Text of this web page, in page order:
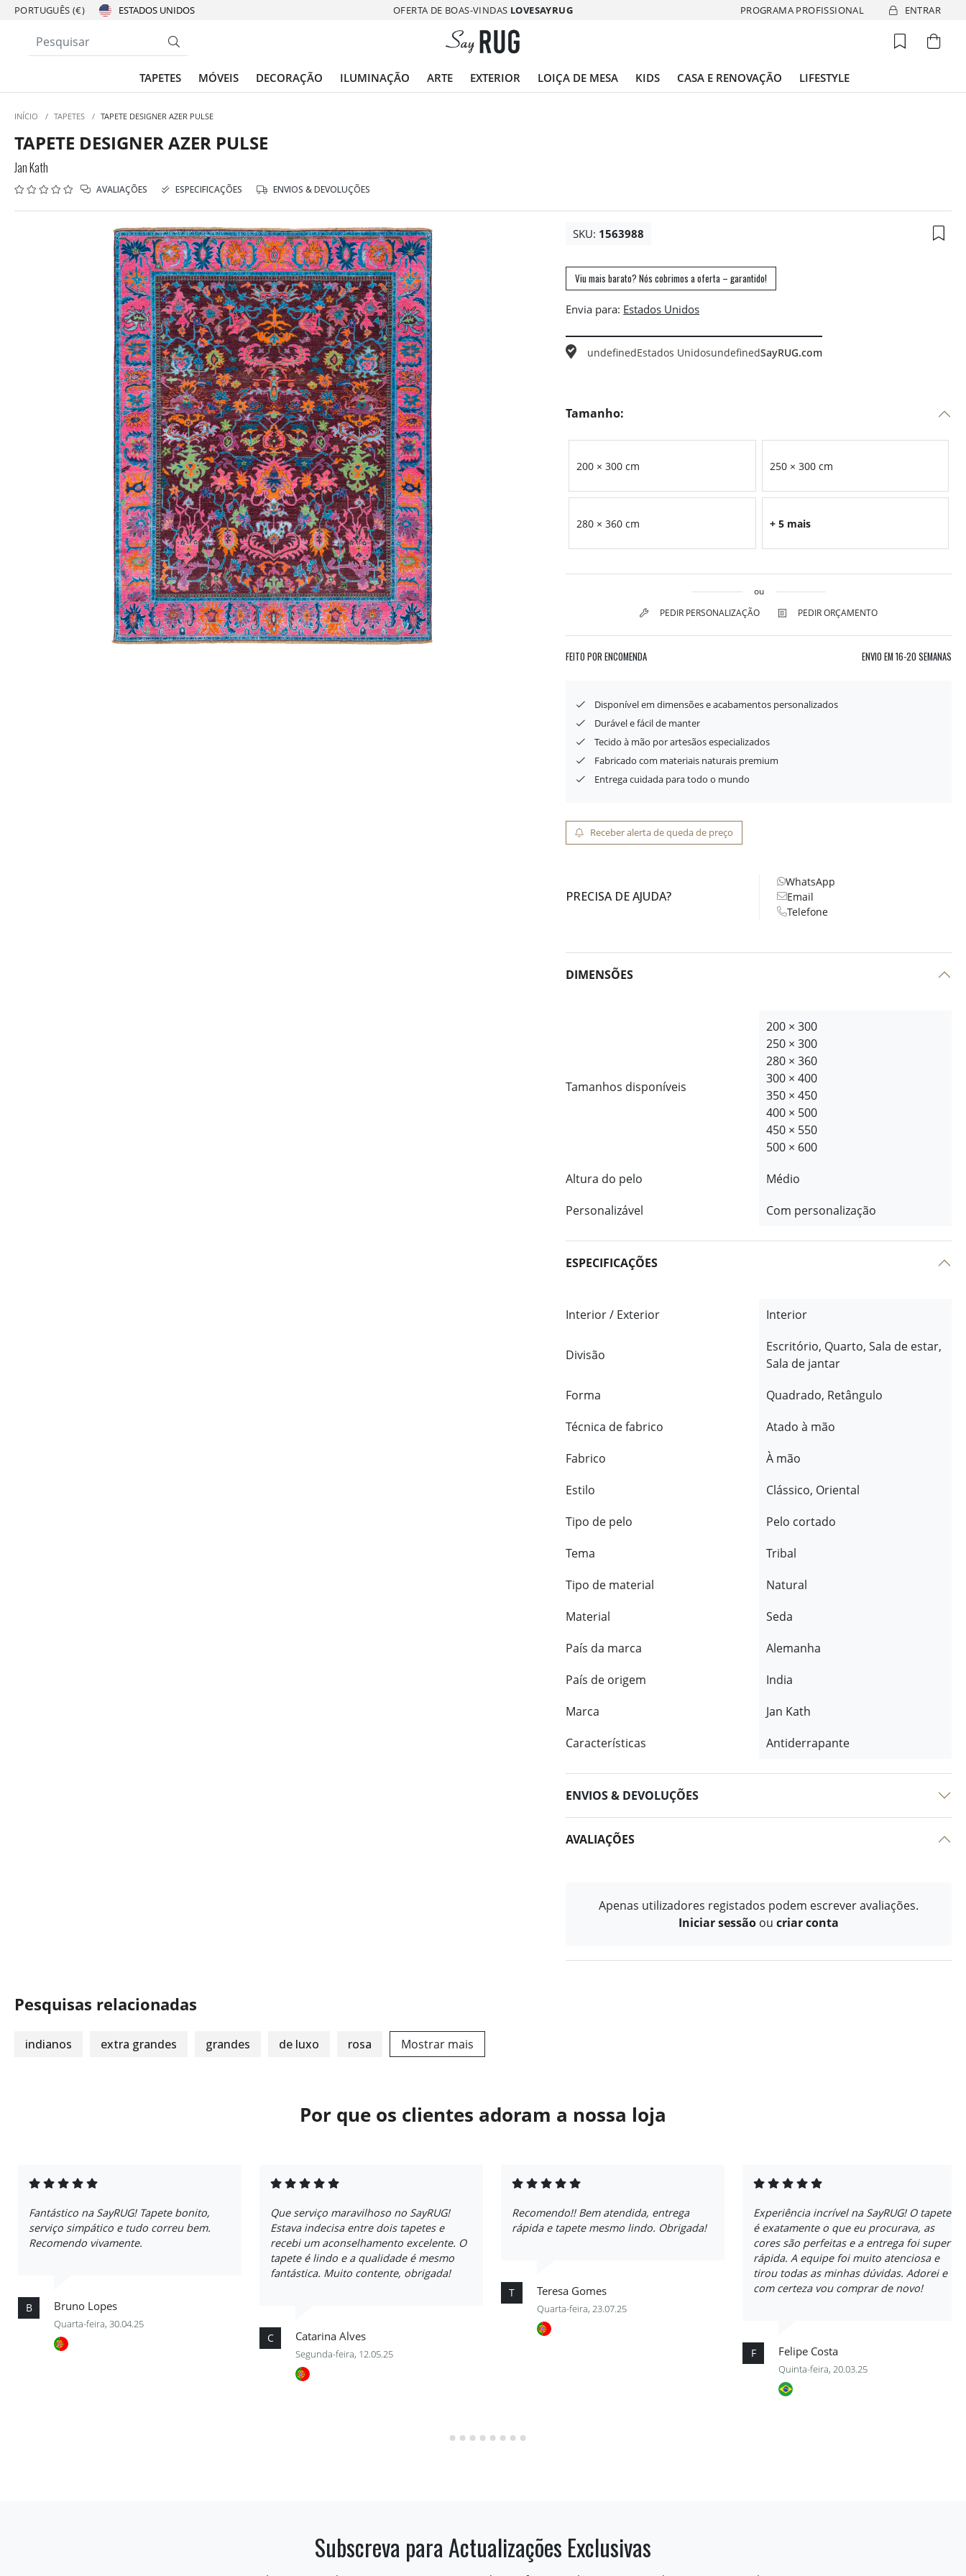
PORTUGUÊS (€) OFERTA DE BOAS-VINDAS LOVESAYRUG PROGRAMA PROFISSIONAL ENTRAR
TAPETES MÓVEIS DECORAÇÃO ILUMINAÇÃO ARTE EXTERIOR LOIÇA DE MESA KIDS CASA E RENOVAÇÃO LIFESTYLE
INÍCIO / TAPETES / TAPETE DESIGNER AZER PULSE
TAPETE DESIGNER AZER PULSE
Jan Kath
AVALIAÇÕES ESPECIFICAÇÕES ENVIOS & DEVOLUÇÕES
SKU: 1563988
Viu mais barato? Nós cobrimos a oferta – garantido!
Envia para:
undefinedEstados UnidosundefinedSayRUG.com
Tamanho:
200 × 300 cm 250 × 300 cm
280 × 360 cm + 5 mais
ou
PEDIR PERSONALIZAÇÃO
PEDIR ORÇAMENTO
FEITO POR ENCOMENDA ENVIO EM 16-20 SEMANAS
Disponível em dimensões e acabamentos personalizados
Durável e fácil de manter
Tecido à mão por artesãos especializados
Fabricado com materiais naturais premium
Entrega cuidada para todo o mundo
Receber alerta de queda de preço
PRECISA DE AJUDA?
WhatsApp
Email
Telefone
DIMENSÕES
Tamanhos disponíveis
200 × 300
250 × 300
280 × 360
300 × 400
350 × 450
400 × 500
450 × 550
500 × 600
Altura do pelo
Médio
Personalizável
Com personalização
ESPECIFICAÇÕES
Interior / Exterior Interior
Divisão
Escritório, Quarto, Sala de estar,
Sala de jantar
Forma
Quadrado, Retângulo
Técnica de fabrico
Atado à mão
Fabrico
À mão
Estilo
Clássico, Oriental
Tipo de pelo
Pelo cortado
Tema
Tribal
Tipo de material
Natural
Material
Seda
País da marca
Alemanha
País de origem
India
Marca
Jan Kath
Características
Antiderrapante
ENVIOS & DEVOLUÇÕES
AVALIAÇÕES
Apenas utilizadores registados podem escrever avaliações.
Iniciar sessão ou criar conta
Pesquisas relacionadas
indianos extra grandes grandes de luxo rosa Mostrar mais
Por que os clientes adoram a nossa loja
Fantástico na SayRUG! Tapete bonito,
serviço simpático e tudo correu bem.
Recomendo vivamente.
B Bruno Lopes
Quarta-feira, 30.04.25
Que serviço maravilhoso no SayRUG!
Estava indecisa entre dois tapetes e
recebi um aconselhamento excelente. O
tapete é lindo e a qualidade é mesmo
fantástica. Muito contente, obrigada!
C Catarina Alves
Segunda-feira, 12.05.25
Recomendo!! Bem atendida, entrega
rápida e tapete mesmo lindo. Obrigada!
T Teresa Gomes
Quarta-feira, 23.07.25
Experiência incrível na SayRUG! O tapete
é exatamente o que eu procurava, as
cores são perfeitas e a entrega foi super
rápida. A equipe foi muito atenciosa e
tirou todas as minhas dúvidas. Adorei e
com certeza vou comprar de novo!
F Felipe Costa
Quinta-feira, 20.03.25
Subscreva para Actualizações Exclusivas